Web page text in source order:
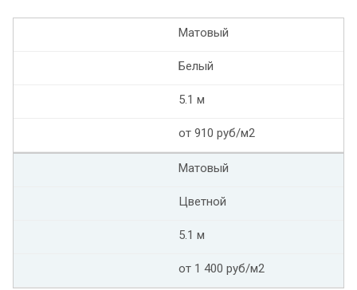
Матовый
Белый
5.1 м
от 910 руб/м2
Матовый
Цветной
5.1 м
от 1 400 руб/м2